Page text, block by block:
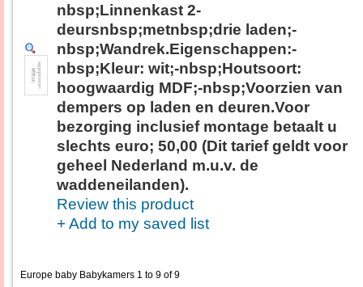
nbsp;Linnenkast 2-
deursnbsp;metnbsp;drie laden;-
nbsp;Wandrek.Eigenschappen:-
nbsp;Kleur: wit;-nbsp;Houtsoort:
hoogwaardig MDF;-nbsp;Voorzien van
dempers op laden en deuren.Voor
bezorging inclusief montage betaalt u
slechts euro; 50,00 (Dit tarief geldt voor
geheel Nederland m.u.v. de
waddeneilanden).
Review this product
+ Add to my saved list
Europe baby Babykamers 1 to 9 of 9